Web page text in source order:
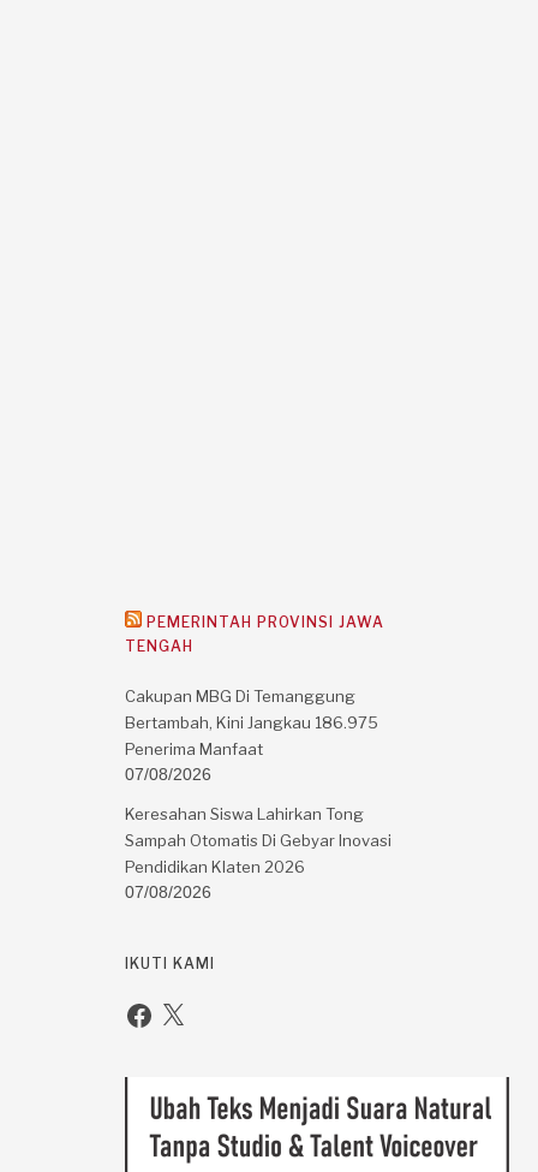
PEMERINTAH PROVINSI JAWA
TENGAH
Cakupan MBG Di Temanggung
Bertambah, Kini Jangkau 186.975
Penerima Manfaat
07/08/2026
Keresahan Siswa Lahirkan Tong
Sampah Otomatis Di Gebyar Inovasi
Pendidikan Klaten 2026
07/08/2026
IKUTI KAMI
Facebook
X